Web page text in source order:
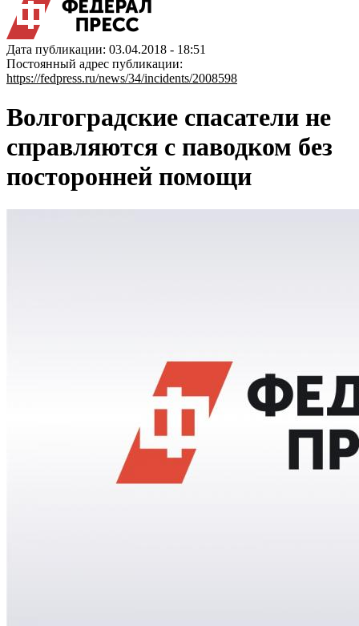
Дата публикации: 03.04.2018 - 18:51
Постоянный адрес публикации:
https://fedpress.ru/news/34/incidents/2008598
Волгоградские спасатели не
справляются с паводком без
посторонней помощи